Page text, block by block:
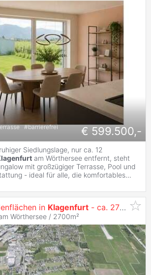
#barrierefrei
€ 599.500,-
Siedlungslage, nur ca. 12
am Wörthersee entfernt, steht
mit großzügiger Terrasse, Pool und
- ideal für alle, die komfortables...
in Klagenfurt - ca. 2700 m²
Wörthersee / 2700m²